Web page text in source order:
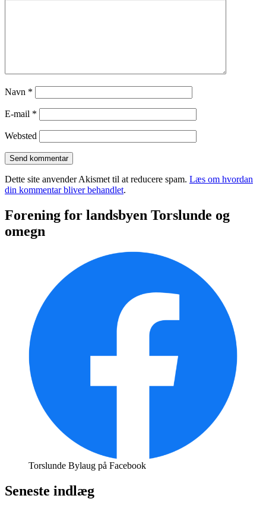
Navn *
E-mail *
Websted
Dette site anvender Akismet til at reducere spam. Læs om hvordan
din kommentar bliver behandlet.
Forening for landsbyen Torslunde og
omegn
Torslunde Bylaug på Facebook
Seneste indlæg